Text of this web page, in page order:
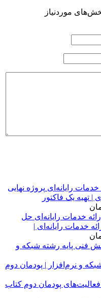
موردنیاز
پروژه نهایی
| تهیه یک فاکتور
حل
خدمات رایانه‌ای |
و نرم‌افزار | پودمان دوم